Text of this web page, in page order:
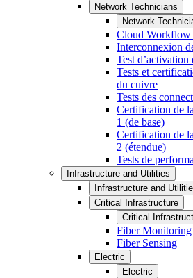
Network Technicians
Network
Cloud Workflow
Interconnexion
Test d’activation
Tests et
du cuivre
Tests des
Certification de
1 (de base)
Certification de
2 (étendue)
Tests de
Infrastructure and Utilities
Infrastructure and
Critical Infrastructure
Critical
Fiber Monitoring
Fiber Sensing
Electric
Electric